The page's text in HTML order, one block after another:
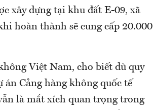
xây dựng tại khu đất E-09, xã
hoàn thành sẽ cung cấp 20.000
Việt Nam, cho biết dù quy
Cảng hàng không quốc tế
là mắt xích quan trọng trong